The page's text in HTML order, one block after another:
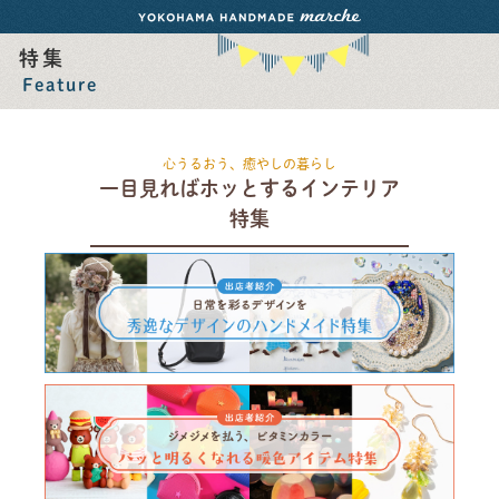
特集
Feature
心うるおう、癒やしの暮らし
一目見ればホッとするインテリア
特集